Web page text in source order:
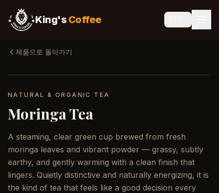
King's Coffee
제품으로 돌아가기
NATURAL & ORGANIC TEA
Moringa Tea
A steaming, clear green cup brewed from fresh
moringa leaves and vibrant powder — grassy, subtly
earthy, and gently warming with a clean finish that
lingers. Quietly distinctive and naturally energizing, it is
the kind of tea that feels like a good decision every